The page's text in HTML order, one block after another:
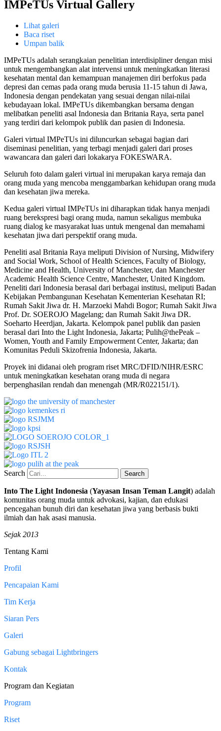
IMPeTUs Virtual Gallery
Lihat galeri
Baca riset
Umpan balik
IMPeTUs adalah serangkaian penelitian interdisipliner dengan misi
untuk mengembangkan alat intervensi untuk meningkatkan literasi
kesehatan mental dan kemampuan manajemen diri berfokus pada
depresi dan cemas pada orang muda berusia 11-15 tahun di Jawa,
Indonesia dengan pendekatan yang sesuai dengan nilai-nilai
kebudayaan lokal. IMPeTUs dikembangkan bersama dengan
melibatkan peneliti asal Indonesia dan Britania Raya, serta panel
yang terdiri dari kelompok publik dan pasien di Indonesia.
Galeri virtual IMPeTUs ini diluncurkan sebagai bagian dari
diseminasi penelitian, yang terbagi menjadi galeri dari proses
wawancara dan galeri dari lokakarya FOKESWARA.
Seluruh foto dalam galeri virtual ini merupakan karya remaja dan
orang muda yang mencoba menggambarkan kehidupan orang muda
dan kesehatan jiwa mereka.
Kedua galeri virtual IMPeTUs ini diharapkan tidak hanya menjadi
ruang berekspresi bagi orang muda, namun sekaligus membuka
ruang dialog ke masyarakat luas untuk mengenal dan memahami
kesehatan jiwa dari perspektif orang muda.
Peneliti asal Britania Raya meliputi Division of Nursing, Midwifery
and Social Work, School of Health Sciences, Faculty of Biology,
Medicine and Health, University of Manchester, dan Manchester
Academic Health Science Centre, Manchester, United Kingdom.
Peneliti dari Indonesia berasal dari berbagai institusi, meliputi Badan
Kebijakan Pembangunan Kesehatan Kementerian Kesehatan RI;
Rumah Sakit Jiwa dr. H. Marzoeki Mahdi Bogor; Rumah Sakit Jiwa
Prof. Dr. SOEROJO Magelang; dan Rumah Sakit Jiwa DR.
Soeharto Heerdjan, Jakarta. Kelompok panel publik dan pasien
berasal dari Into the Light Indonesia, Jakarta; Pulih@thePeak –
Women, Youth and Family Empowerment Center, Jakarta; dan
Komunitas Peduli Skizofrenia Indonesia, Jakarta.
Proyek ini didanai oleh program riset MRC/DFID/NIHR/ESRC
untuk meningkatkan kesehatan orang muda di negara
berpenghasilan rendah dan menengah (MR/R022151/1).
Search Search
Into The Light Indonesia (Yayasan Insan Teman Langit) adalah
komunitas orang muda untuk advokasi, kajian, dan edukasi
pencegahan bunuh diri dan kesehatan jiwa yang berbasis bukti
ilmiah dan hak asasi manusia.
Sejak 2013
Tentang Kami
Profil
Pencapaian Kami
Tim Kerja
Siaran Pers
Galeri
Gabung sebagai Lightbringers
Kontak
Program dan Kegiatan
Program
Riset